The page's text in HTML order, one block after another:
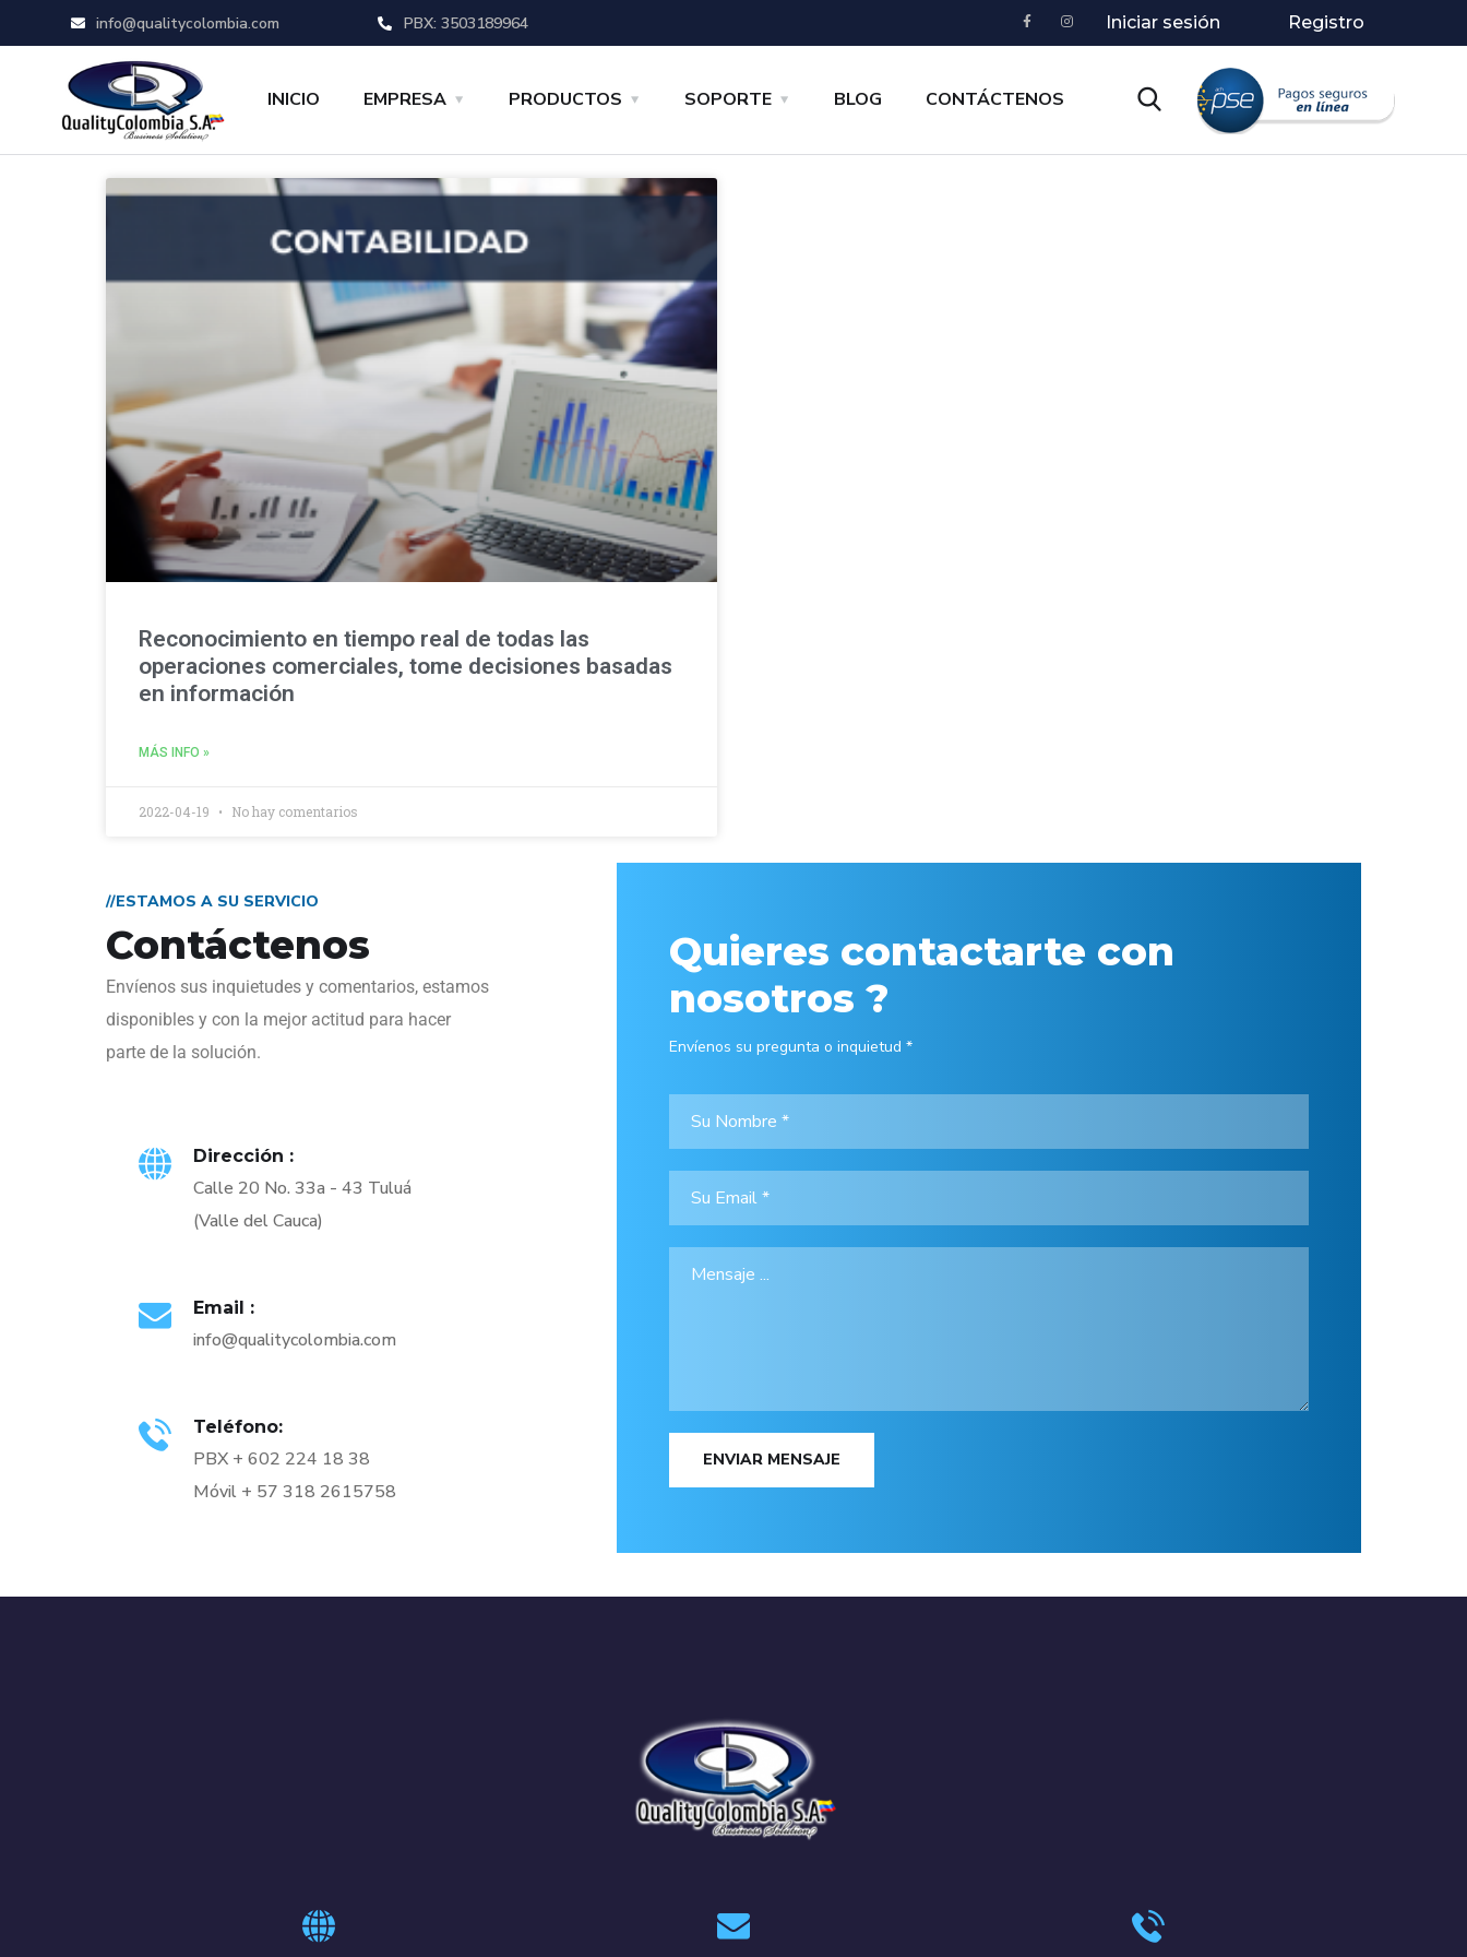
info@qualitycolombia.com PBX: 3503189964 Iniciar sesión Registro
INICIO EMPRESA PRODUCTOS SOPORTE BLOG CONTÁCTENOS
Reconocimiento en tiempo real de todas las
operaciones comerciales, tome decisiones basadas
en información
MÁS INFO »
2022-04-19 No hay comentarios
//ESTAMOS A SU SERVICIO
Contáctenos
Envíenos sus inquietudes y comentarios, estamos
disponibles y con la mejor actitud para hacer
parte de la solución.
Dirección :
Calle 20 No. 33a - 43 Tuluá
(Valle del Cauca)
Email :
info@qualitycolombia.com
Teléfono:
PBX + 602 224 18 38
Móvil + 57 318 2615758
Quieres contactarte con
nosotros ?
Envíenos su pregunta o inquietud *
ENVIAR MENSAJE